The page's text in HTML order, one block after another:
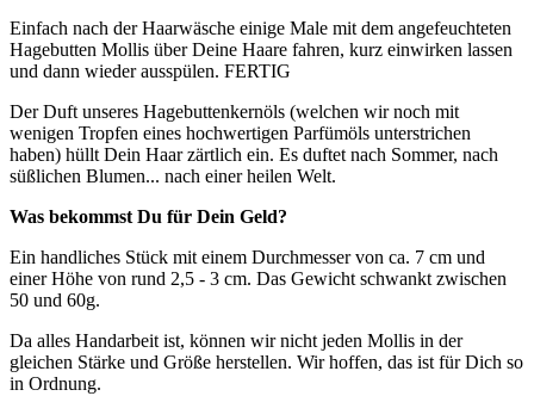
Einfach nach der Haarwäsche einige Male mit dem angefeuchteten
Hagebutten Mollis über Deine Haare fahren, kurz einwirken lassen
und dann wieder ausspülen. FERTIG
Der Duft unseres Hagebuttenkernöls (welchen wir noch mit
wenigen Tropfen eines hochwertigen Parfümöls unterstrichen
haben) hüllt Dein Haar zärtlich ein. Es duftet nach Sommer, nach
süßlichen Blumen... nach einer heilen Welt.
Was bekommst Du für Dein Geld?
Ein handliches Stück mit einem Durchmesser von ca. 7 cm und
einer Höhe von rund 2,5 - 3 cm. Das Gewicht schwankt zwischen
50 und 60g.
Da alles Handarbeit ist, können wir nicht jeden Mollis in der
gleichen Stärke und Größe herstellen. Wir hoffen, das ist für Dich so
in Ordnung.